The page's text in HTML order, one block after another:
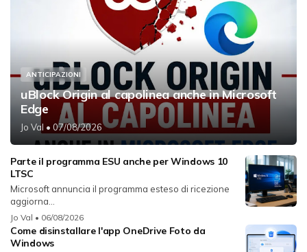
ANTICIPAZIONI
uBlock Origin al capolinea anche in Microsoft
Edge
Jo Val • 07/08/2026
Parte il programma ESU anche per Windows 10
LTSC
Microsoft annuncia il programma esteso di ricezione
aggiorna...
Jo Val • 06/08/2026
Come disinstallare l'app OneDrive Foto da
Windows